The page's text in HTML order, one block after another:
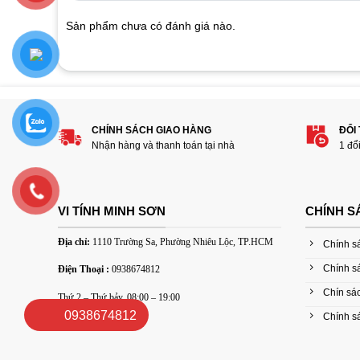
customer
ratings
Sản phẩm chưa có đánh giá nào.
Hãy là người đánh giá đầu tiên cho sản
Đánh giá của bạn
CHÍNH SÁCH GIAO HÀNG
Nhận hàng và thanh toán tại nhà
ĐỔI
1
VI TÍNH MINH SƠN
Địa chỉ: 1110 Trường Sa, Phường Nhiêu Lộc, TP.HCM
Điện Thoại : 0938674812
Thứ 2 – Thứ bảy, 08:00 – 19:00
CHÍNH
Chính
Chính
Chín
Chính
0938674812